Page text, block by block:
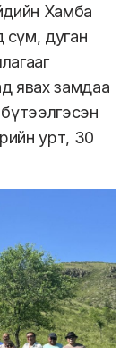
Хамба
дуган
явах замдаа
урт, 30